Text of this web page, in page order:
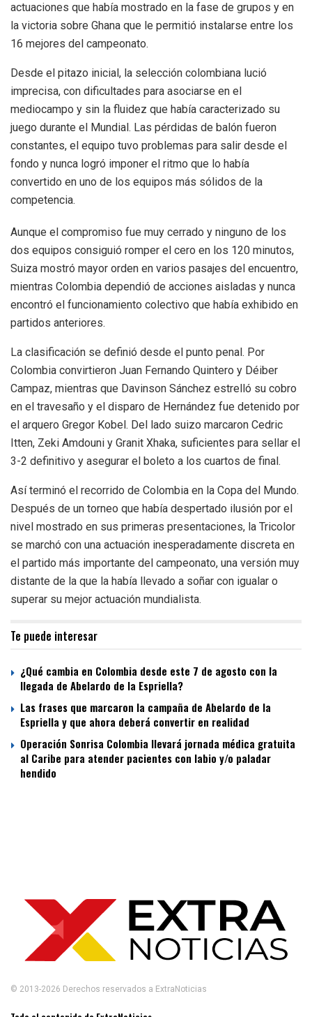
actuaciones que había mostrado en la fase de grupos y en
la victoria sobre Ghana que le permitió instalarse entre los
16 mejores del campeonato.
Desde el pitazo inicial, la selección colombiana lució
imprecisa, con dificultades para asociarse en el
mediocampo y sin la fluidez que había caracterizado su
juego durante el Mundial. Las pérdidas de balón fueron
constantes, el equipo tuvo problemas para salir desde el
fondo y nunca logró imponer el ritmo que lo había
convertido en uno de los equipos más sólidos de la
competencia.
Aunque el compromiso fue muy cerrado y ninguno de los
dos equipos consiguió romper el cero en los 120 minutos,
Suiza mostró mayor orden en varios pasajes del encuentro,
mientras Colombia dependió de acciones aisladas y nunca
encontró el funcionamiento colectivo que había exhibido en
partidos anteriores.
La clasificación se definió desde el punto penal. Por
Colombia convirtieron Juan Fernando Quintero y Déiber
Campaz, mientras que Davinson Sánchez estrelló su cobro
en el travesaño y el disparo de Hernández fue detenido por
el arquero Gregor Kobel. Del lado suizo marcaron Cedric
Itten, Zeki Amdouni y Granit Xhaka, suficientes para sellar el
3-2 definitivo y asegurar el boleto a los cuartos de final.
Así terminó el recorrido de Colombia en la Copa del Mundo.
Después de un torneo que había despertado ilusión por el
nivel mostrado en sus primeras presentaciones, la Tricolor
se marchó con una actuación inesperadamente discreta en
el partido más importante del campeonato, una versión muy
distante de la que la había llevado a soñar con igualar o
superar su mejor actuación mundialista.
Te puede interesar
¿Qué cambia en Colombia desde este 7 de agosto con la
llegada de Abelardo de la Espriella?
Las frases que marcaron la campaña de Abelardo de la
Espriella y que ahora deberá convertir en realidad
Operación Sonrisa Colombia llevará jornada médica gratuita
al Caribe para atender pacientes con labio y/o paladar
hendido
© 2013-2026 Derechos reservados a ExtraNoticias